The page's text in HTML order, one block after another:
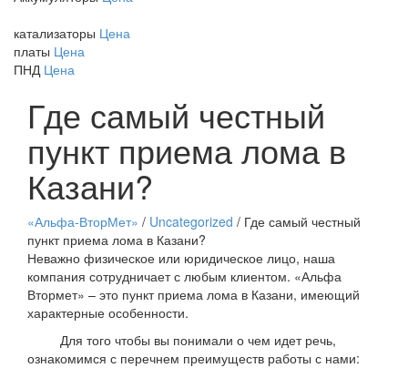
катализаторы Цена
платы Цена
ПНД Цена
Где самый честный
пункт приема лома в
Казани?
«Альфа-ВторМет» / Uncategorized / Где самый честный
пункт приема лома в Казани?
Неважно физическое или юридическое лицо, наша
компания сотрудничает с любым клиентом. «Альфа
Втормет» – это пункт приема лома в Казани, имеющий
характерные особенности.
Для того чтобы вы понимали о чем идет речь,
ознакомимся с перечнем преимуществ работы с нами: